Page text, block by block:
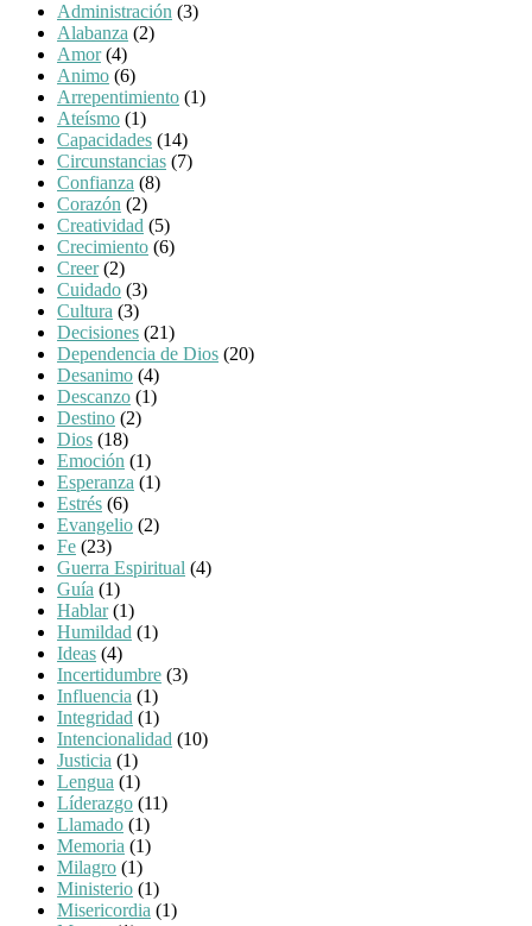
Administración (3)
Alabanza (2)
Amor(4)
Animo (6)
Arrepentimiento (1)
Ateísmo (1)
Capacidades (14)
Circunstancias (7)
Confianza (8)
Corazón (2)
Creatividad (5)
Crecimiento (6)
Creer(2)
Cuidado (3)
Cultura (3)
Decisiones (21)
Dependencia de Dios (20)
Desanimo (4)
Descanzo (1)
Destino (2)
Dios (18)
Emoción (1)
Esperanza (1)
Estrés (6)
Evangelio (2)
Fe (23)
Guerra Espiritual (4)
Guía (1)
Hablar(1)
Humildad (1)
Ideas (4)
Incertidumbre (3)
Influencia (1)
Integridad (1)
Intencionalidad (10)
Justicia (1)
Lengua (1)
Líderazgo (11)
Llamado (1)
Memoria (1)
Milagro (1)
Ministerio (1)
Misericordia (1)